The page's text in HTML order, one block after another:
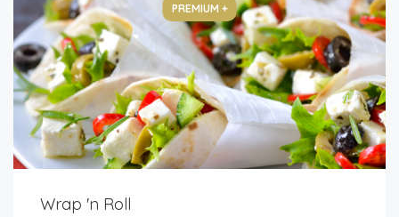
PREMIUM +
Wrap 'n Roll